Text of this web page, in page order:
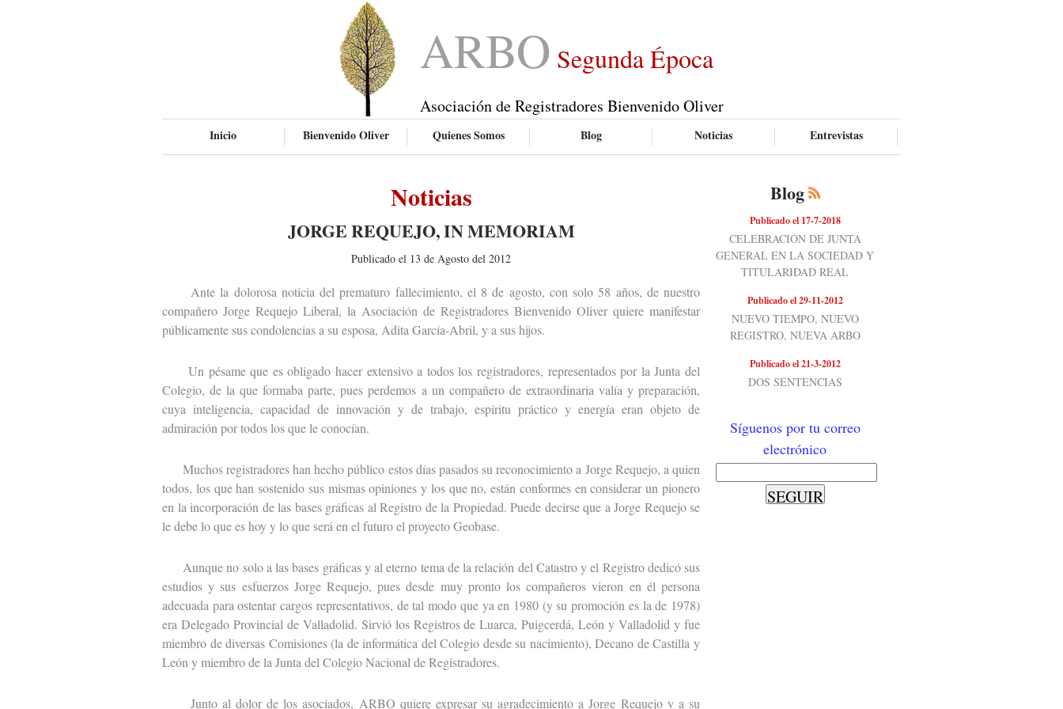
ARBO Segunda Época
Asociación de Registradores Bienvenido Oliver
Inicio Bienvenido Oliver Quienes Somos Blog Noticias Entrevistas
Noticias
JORGE REQUEJO, IN MEMORIAM
Publicado el 13 de Agosto del 2012
Ante la dolorosa noticia del prematuro fallecimiento, el 8 de agosto, con solo 58 años, de nuestro
compañero Jorge Requejo Liberal, la Asociación de Registradores Bienvenido Oliver quiere manifestar
públicamente sus condolencias a su esposa, Adita García-Abril, y a sus hijos.
Un pésame que es obligado hacer extensivo a todos los registradores, representados por la Junta del
Colegio, de la que formaba parte, pues perdemos a un compañero de extraordinaria valía y preparación,
cuya inteligencia, capacidad de innovación y de trabajo, espíritu práctico y energía eran objeto de
admiración por todos los que le conocían.
Muchos registradores han hecho público estos días pasados su reconocimiento a Jorge Requejo, a quien
todos, los que han sostenido sus mismas opiniones y los que no, están conformes en considerar un pionero
en la incorporación de las bases gráficas al Registro de la Propiedad. Puede decirse que a Jorge Requejo se
le debe lo que es hoy y lo que será en el futuro el proyecto Geobase.
Aunque no solo a las bases gráficas y al eterno tema de la relación del Catastro y el Registro dedicó sus
estudios y sus esfuerzos Jorge Requejo, pues desde muy pronto los compañeros vieron en él persona
adecuada para ostentar cargos representativos, de tal modo que ya en 1980 (y su promoción es la de 1978)
era Delegado Provincial de Valladolid. Sirvió los Registros de Luarca, Puigcerdá, León y Valladolid y fue
miembro de diversas Comisiones (la de informática del Colegio desde su nacimiento), Decano de Castilla y
León y miembro de la Junta del Colegio Nacional de Registradores.
Junto al dolor de los asociados, ARBO quiere expresar su agradecimiento a Jorge Requejo y a su
Blog
Publicado el 17-7-2018
CELEBRACIÓN DE JUNTA
GENERAL EN LA SOCIEDAD Y
TITULARIDAD REAL
Publicado el 29-11-2012
NUEVO TIEMPO, NUEVO
REGISTRO, NUEVA ARBO
Publicado el 21-3-2012
DOS SENTENCIAS
Síguenos por tu correo
electrónico